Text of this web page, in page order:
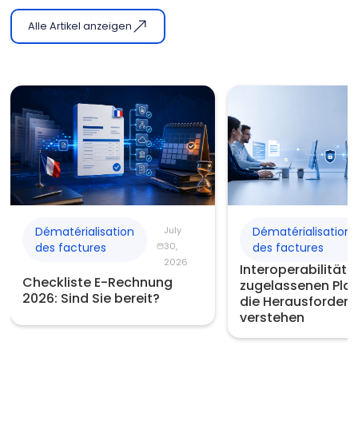
Alle Artikel anzeigen
Dématérialisation
des factures
July
30,
2026
Checkliste E-Rechnung
2026: Sind Sie bereit?
Dématérialisation
des factures
Interoperabilität
zugelassenen
die
verstehen